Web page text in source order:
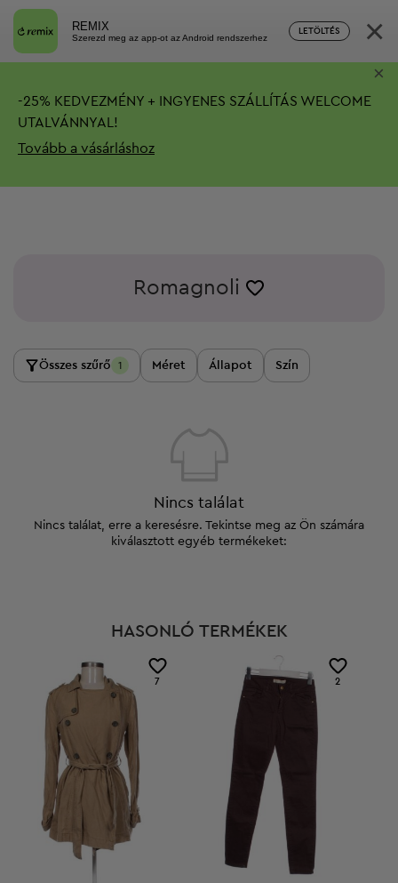
REMIX
Szerezd meg az app-ot az Android rendszerhez
LETÖLTÉS ×
-25% KEDVEZMÉNY + INGYENES SZÁLLÍTÁS WELCOME
UTALVÁNNYAL!
Tovább a vásárláshoz
×
Romagnoli
Összes szűrő 1 Méret Állapot Szín
Nincs találat
Nincs találat, erre a keresésre. Tekintse meg az Ön számára
kiválasztott egyéb termékeket:
HASONLÓ TERMÉKEK
7 2